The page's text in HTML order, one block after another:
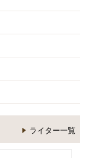
ライター一覧